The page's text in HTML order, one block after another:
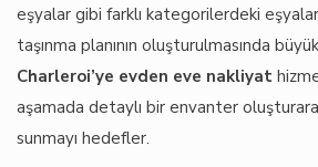
eşyalar gibi farklı kategorilerdeki
taşınma planının oluşturulmasında
Charleroi’ye evden eve nakliyat
aşamada detaylı bir envanter
sunmayı hedefler.